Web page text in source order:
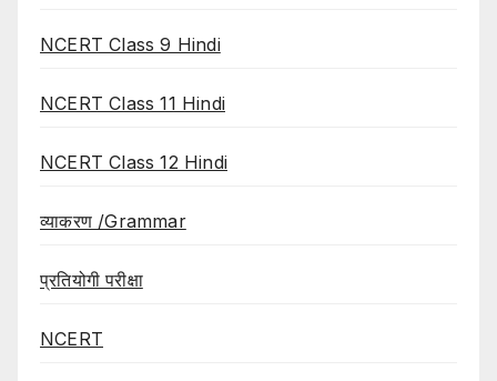
NCERT Class 9 Hindi
NCERT Class 11 Hindi
NCERT Class 12 Hindi
व्याकरण /Grammar
प्रतियोगी परीक्षा
NCERT